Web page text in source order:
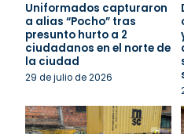
Uniformados capturaron
a alias “Pocho” tras
presunto hurto a 2
ciudadanos en el norte de
la ciudad
29 de julio de 2026